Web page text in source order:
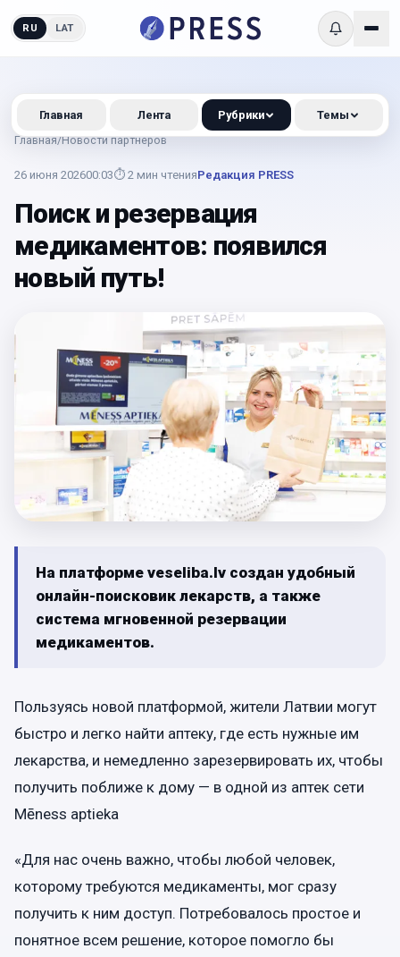
RU LAT
Главная/Новости партнеров
26 июня 202600:03⏱ 2 мин чтенияРедакция PRESS
Поиск и резервация
медикаментов: появился
новый путь!
На платформе veseliba.lv создан удобный
онлайн-поисковик лекарств, а также
система мгновенной резервации
медикаментов.
Пользуясь новой платформой, жители Латвии могут
быстро и легко найти аптеку, где есть нужные им
лекарства, и немедленно зарезервировать их, чтобы
получить поближе к дому — в одной из аптек сети
Mēness aptieka
«Для нас очень важно, чтобы любой человек,
которому требуются медикаменты, мог сразу
получить к ним доступ. Потребовалось простое и
понятное всем решение, которое помогло бы
Главная Лента Рубрики Темы